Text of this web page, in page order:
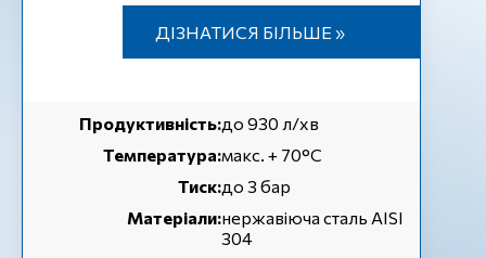
ДІЗНАТИСЯ БІЛЬШЕ »
Продуктивність:до 930 л/хв
Температура:макс. + 70°C
Тиск:до 3 бар
Матеріали:нержавіюча сталь AISI
304